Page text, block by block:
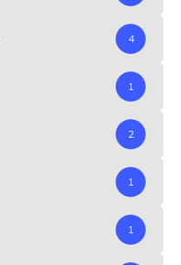
4
1
2
1
1